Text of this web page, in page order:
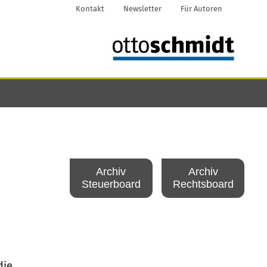
Kontakt Newsletter Für Autoren
Archiv
Steuerboard
Archiv
Rechtsboard